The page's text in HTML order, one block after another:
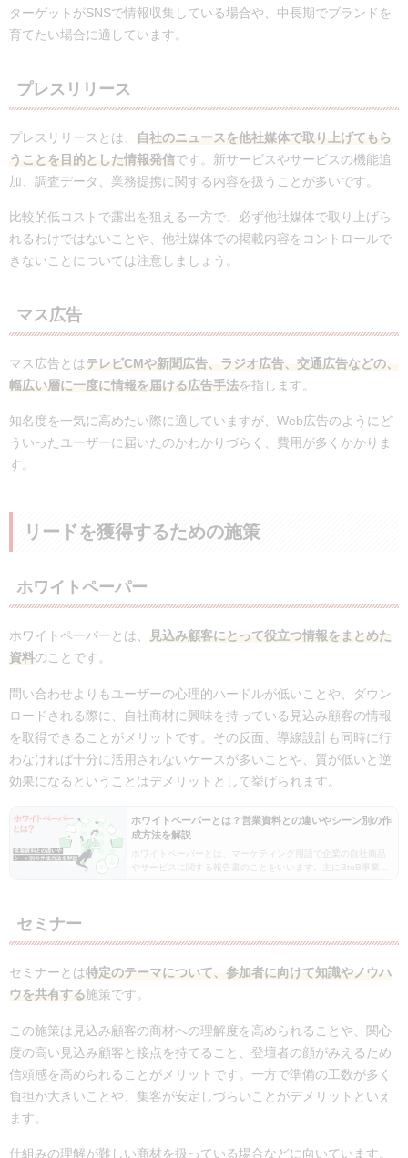
ターゲットがSNSで情報収集している場合や、中長期でブランドを
育てたい場合に適しています。
プレスリリース
プレスリリースとは、
自社のニュースを他社媒体で取り上げてもら
うことを目的とした情報発信です。新サービスやサービスの機能追
加、調査データ、業務提携に関する内容を扱うことが多いです。
比較的低コストで露出を狙える一方で、必ず他社媒体で取り上げら
れるわけではないことや、他社媒体での掲載内容をコントロールで
きないことについては注意しましょう。
マス広告
マス広告とはテレビCMや新聞広告、ラジオ広告、交通広告などの、
幅広い層に一度に情報を届ける広告手法を指します。
知名度を一気に高めたい際に適していますが、Web広告のようにど
ういったユーザーに届いたのかわかりづらく、費用が多くかかりま
す。
リードを獲得するための施策
ホワイトペーパー
ホワイトペーパーとは、
見込み顧客にとって役立つ情報をまとめた
資料のことです。
問い合わせよりもユーザーの心理的ハードルが低いことや、ダウン
ロードされる際に、自社商材に興味を持っている見込み顧客の情報
を取得できることがメリットです。その反面、導線設計も同時に行
わなければ十分に活用されないケースが多いことや、質が低いと逆
効果になるということはデメリットとして挙げられます。
ホワイトペーパーとは？営業資料との違いやシーン別の作
成方法を解説
ホワイトペーパーとは、マーケティング用語で企業の自社商品
やサービスに関する報告書のことをいいます。主にBtoB事業で
セミナー
セミナーとは特定のテーマについて、参加者に向けて知識やノウハ
ウを共有する施策です。
この施策は見込み顧客の商材への理解度を高められることや、関心
度の高い見込み顧客と接点を持てること、登壇者の顔がみえるため
信頼感を高められることがメリットです。一方で準備の工数が多く
負担が大きいことや、集客が安定しづらいことがデメリットといえ
ます。
仕組みの理解が難しい商材を扱っている場合などに向いています。